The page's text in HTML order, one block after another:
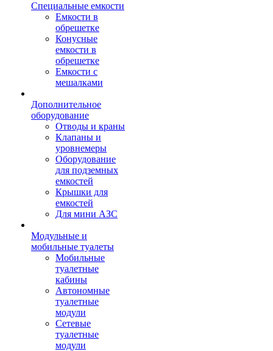
Специальные емкости
Емкости в
обрешетке
Конусные
емкости в
обрешетке
Емкости с
мешалками
Дополнительное
оборудование
Отводы и краны
Клапаны и
уровнемеры
Оборудование
для подземных
емкостей
Крышки для
емкостей
Для мини АЗС
Модульные и
мобильные туалеты
Мобильные
туалетные
кабины
Автономные
туалетные
модули
Сетевые
туалетные
модули